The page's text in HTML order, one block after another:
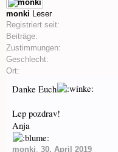
monki Leser
Registriert seit:
Beiträge:
Zustimmungen:
Geschlecht:
Ort:
Danke Euch
Lep pozdrav!
Anja
monki, 30. April 2019